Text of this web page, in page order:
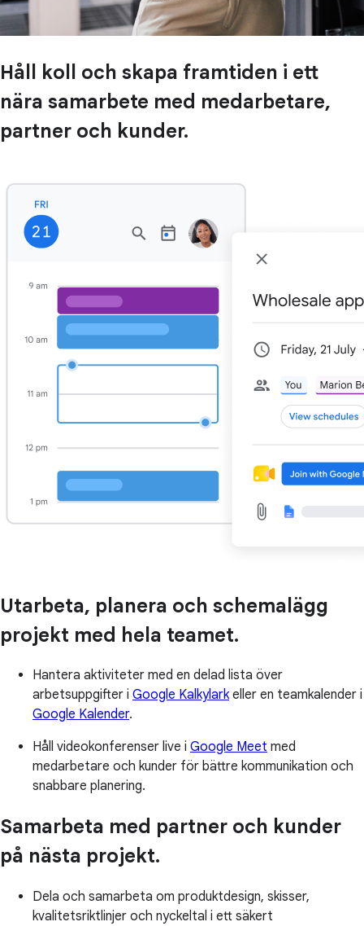
Håll koll och skapa framtiden i ett
nära samarbete med medarbetare,
partner och kunder.
Utarbeta, planera och schemalägg
projekt med hela teamet.
Hantera aktiviteter med en delad lista över
arbetsuppgifter i Google Kalkylarkeller en teamkalender i
Google Kalender.
Håll videokonferenser live i Google Meet med
medarbetare och kunder för bättre kommunikation och
snabbare planering.
Samarbeta med partner och kunder
på nästa projekt.
Dela och samarbeta om produktdesign, skisser,
kvalitetsriktlinjer och nyckeltal i ett säkert